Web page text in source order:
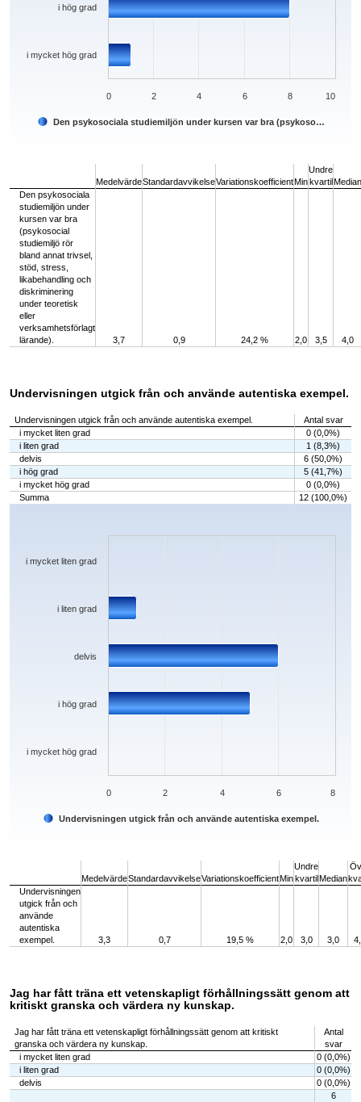
Den psykosociala studiemiljön under kursen var bra (psykoso…
i mycket hög grad
i hög grad
0 2 4 6 8 10
MedelvärdeStandardavvikelseVariationskoefficientMin
Undre
kvartilMedian
Den psykosociala
studiemiljön under
kursen var bra
(psykosocial
studiemiljö rör
bland annat trivsel,
stöd, stress,
likabehandling och
diskriminering
under teoretisk
eller
verksamhetsförlagt
lärande).
3,7 0,9 24,2 % 2,0 3,5 4,0
Undervisningen utgick från och använde autentiska exempel.
Undervisningen utgick från och använde autentiska exempel.
Antal svar
i mycket liten grad
0 (0,0%)
i liten grad
1 (8,3%)
delvis
6 (50,0%)
i hög grad
5 (41,7%)
i mycket hög grad
0 (0,0%)
Summa
12 (100,0%)
Chart
The chart has 1 X axis displaying categories.
Undervisningen utgick från och använde autentiska exempel.
i mycket hög grad
i hög grad
delvis
i liten grad
i mycket liten grad
0 2 4 6 8
MedelvärdeStandardavvikelseVariationskoefficientMin
Undre
kvartilMedian
Undervisningen
utgick från och
använde
autentiska
exempel.
3,3 0,7 19,5 % 2,0 3,0 3,0
Jag har fått träna ett vetenskapligt förhållningssätt genom att
kritiskt granska och värdera ny kunskap.
Jag har fått träna ett vetenskapligt förhållningssätt genom att kritiskt
granska och värdera ny kunskap.
Antal
svar
i mycket liten grad
0 (0,0%)
i liten grad
0 (0,0%)
delvis
0 (0,0%)
6